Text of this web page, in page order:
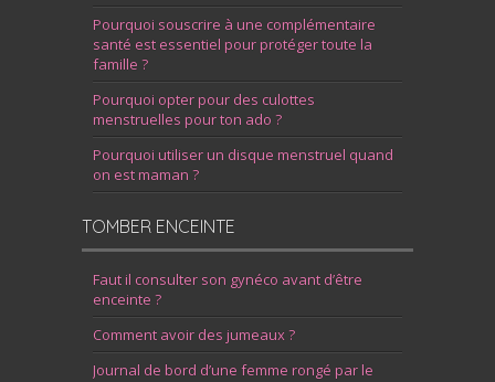
Pourquoi souscrire à une complémentaire
santé est essentiel pour protéger toute la
famille ?
Pourquoi opter pour des culottes
menstruelles pour ton ado ?
Pourquoi utiliser un disque menstruel quand
on est maman ?
TOMBER ENCEINTE
Faut il consulter son gynéco avant d’être
enceinte ?
Comment avoir des jumeaux ?
Journal de bord d’une femme rongé par le